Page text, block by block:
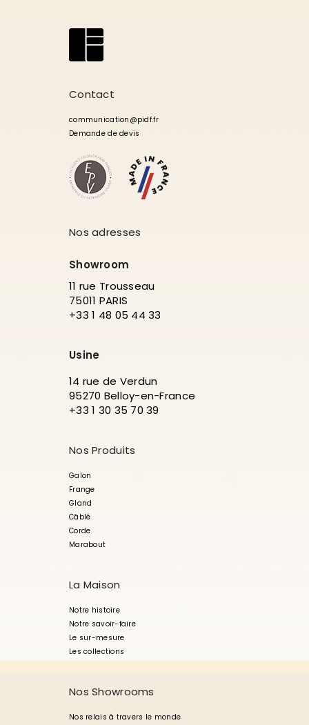
Contact
communication@pidf.fr
Demande de devis
Nos adresses
Showroom
11 rue Trousseau
75011 PARIS
+33 1 48 05 44 33
Usine
14 rue de Verdun
95270 Belloy-en-France
+33 1 30 35 70 39
Nos Produits
Galon
Frange
Gland
Câblé
Corde
Marabout
La Maison
Notre histoire
Notre savoir-faire
Le sur-mesure
Les collections
Nos Showrooms
Nos relais à travers le monde